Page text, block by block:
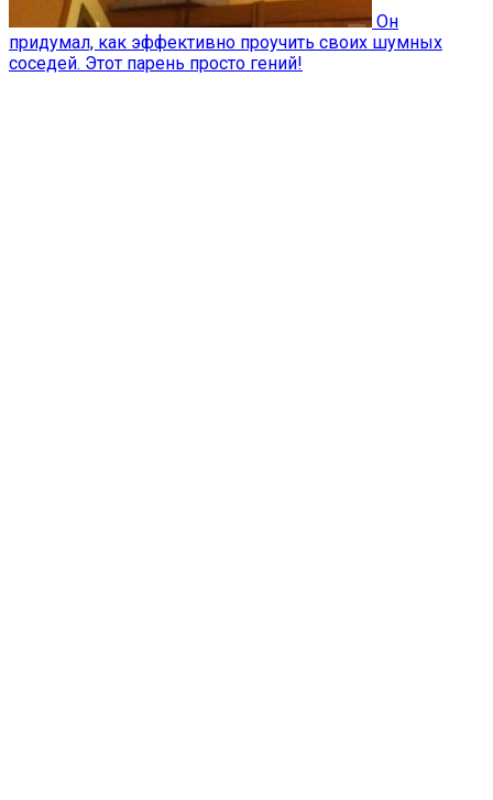
Он
придумал, как эффективно проучить своих шумных
соседей. Этот парень просто гений!